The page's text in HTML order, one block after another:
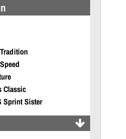
Classic
Sprint Sister